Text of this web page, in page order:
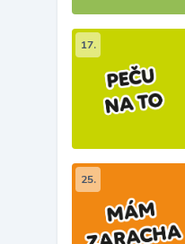
17.
25.